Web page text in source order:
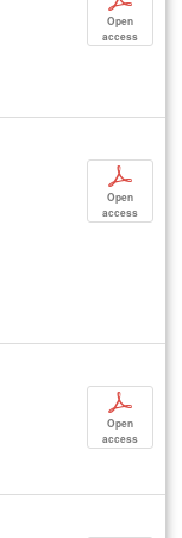
Open
access
p
Open
access
p
Open
access